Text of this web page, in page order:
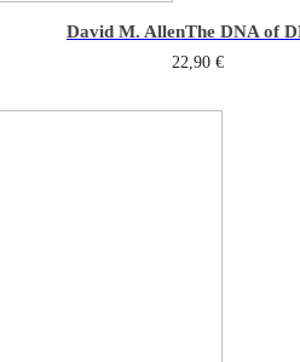
David M. AllenThe DNA of
22,90 €